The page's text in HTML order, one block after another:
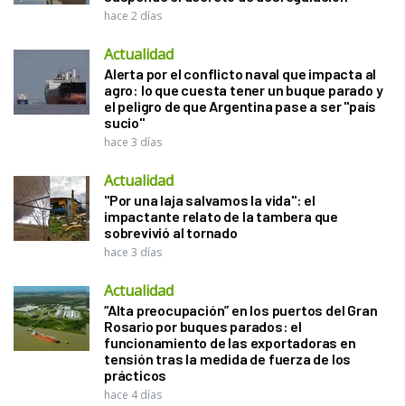
hace 2 días
Actualidad
Alerta por el conflicto naval que impacta al
agro: lo que cuesta tener un buque parado y
el peligro de que Argentina pase a ser "país
sucio"
hace 3 días
Actualidad
"Por una laja salvamos la vida": el
impactante relato de la tambera que
sobrevivió al tornado
hace 3 días
Actualidad
“Alta preocupación” en los puertos del Gran
Rosario por buques parados: el
funcionamiento de las exportadoras en
tensión tras la medida de fuerza de los
prácticos
hace 4 días